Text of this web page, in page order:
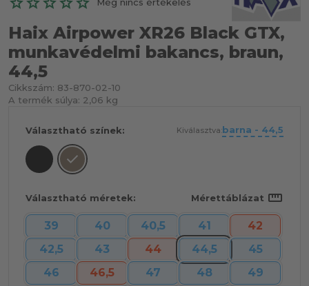
Haix Airpower XR26 Black GTX,
munkavédelmi bakancs, braun,
44,5
Cikkszám: 83-870-02-10
A termék súlya: 2,06 kg
Választható színek: Kiválasztva:barna - 44,5
Választható méretek: Mérettáblázat straighten
39 40 40,5 41
42
42,5
43 44 44,5
45
46
46,5 47 48 49